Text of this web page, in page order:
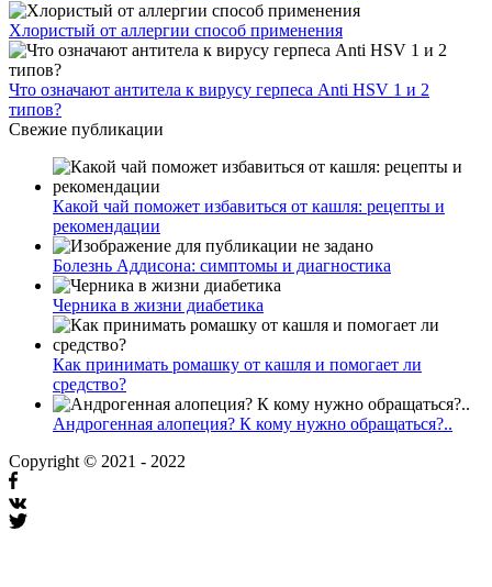
Хлористый от аллергии способ применения
Что означают антитела к вирусу герпеса Anti HSV 1 и 2
типов?
Свежие публикации
Какой чай поможет избавиться от кашля: рецепты и
рекомендации
Болезнь Аддисона: симптомы и диагностика
Черника в жизни диабетика
Как принимать ромашку от кашля и помогает ли
средство?
Андрогенная алопеция? К кому нужно обращаться?..
Copyright © 2021 - 2022